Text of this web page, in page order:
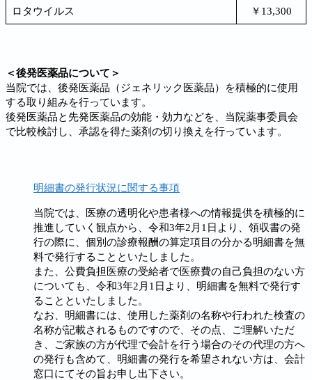
ロタウイルス ￥13,300
＜後発医薬品について ＞
当院では、後発医薬品（ジェネリック医薬品）を積極的に使用
する取り組みを行っています。
後発医薬品と先発医薬品の効能・効力などを、当院薬事委員会
で比較検討し、承認を得た薬剤の切り換えを行っています。
明細書の発行状況に関する事項
当院では、医療の透明化や患者様への情報提供を積極的に
推進していく観点から、令和3年2月1日より、領収書の発
行の際に、個別の診療報酬の算定項目の分かる明細書を無
料で発行することといたしました。
また、公費負担医療の受給者で医療費の自己負担のない方
についても、令和3年2月1日より、明細書を無料で発行す
ることといたしました。
なお、明細書には、使用した薬剤の名称や行われた検査の
名称が記載されるものですので、その点、ご理解いただ
き、ご家族の方が代理で会計を行う場合のその代理の方へ
の発行も含めて、明細書の発行を希望されない方は、会計
窓口にてその旨お申し出下さい。